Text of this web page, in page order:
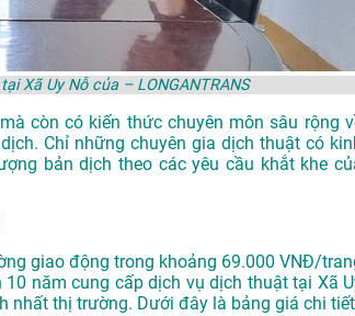
Xã Uy Nỗ của – LONGANTRANS
còn có kiến thức chuyên môn sâu rộng
Chỉ những chuyên gia dịch thuật có
bản dịch theo các yêu cầu khắt khe
giao động trong khoảng 69.000 VNĐ/
10 năm cung cấp dịch vụdịch thuật tại Xã
nhất thị trường. Dưới đây là bảng giá chi